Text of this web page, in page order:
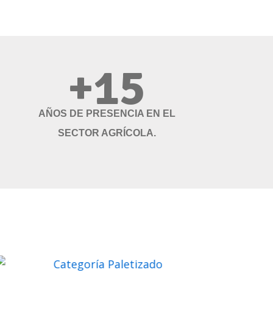
+15
AÑOS DE PRESENCIA EN EL
SECTOR AGRÍCOLA.